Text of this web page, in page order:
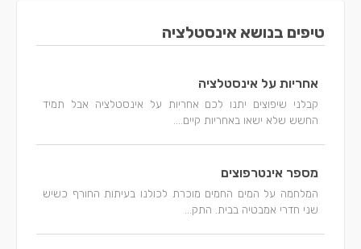
טיפים בנושא אינסטלציה
אחריות על אינסטלציה
קבלני שיפוצים יתנו לכם אחריות על אינסטלציה אבל תמיד
החשש שלא ישאו באחריות קיים....
מספר אינטרפוצים
המלחמה על המים החמים מוכרת לכולנו בעיתות החורף כשיש
שני חדרי אמבטיה בבית. התק...